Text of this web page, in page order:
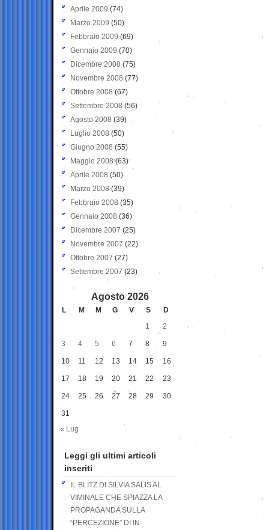
Aprile 2009 (74)
Marzo 2009 (50)
Febbraio 2009 (69)
Gennaio 2009 (70)
Dicembre 2008 (75)
Novembre 2008 (77)
Ottobre 2008 (67)
Settembre 2008 (56)
Agosto 2008 (39)
Luglio 2008 (50)
Giugno 2008 (55)
Maggio 2008(63)
Aprile 2008 (50)
Marzo 2008 (39)
Febbraio 2008 (35)
Gennaio 2008 (36)
Dicembre 2007 (25)
Novembre 2007 (22)
Ottobre 2007 (27)
Settembre 2007 (23)
Agosto 2026
L M M G V S
D
1
2
3 4 5 6 7 8 9
10 11 12 13 14 15 16
17 18 19 20 21 22 23
24 25 26 27 28 29 30
31
« Lug
Leggi gli ultimi articoli
inseriti
IL BLITZ DI SILVIA SALIS AL
VIMINALE CHE SPIAZZA LA
PROPAGANDA SULLA
“PERCEZIONE” DI IN-